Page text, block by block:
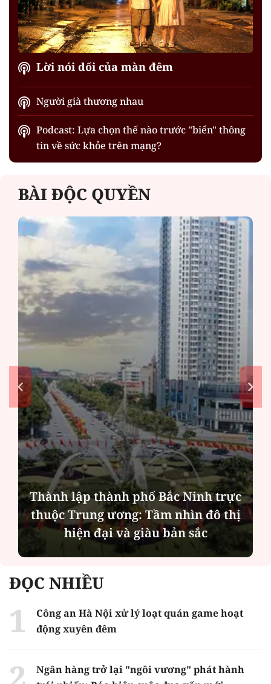
Lời nói dối của màn đêm
Người già thương nhau
Podcast: Lựa chọn thế nào trước "biển" thông
tin về sức khỏe trên mạng?
BÀI ĐỘC QUYỀN
Thành lập thành phố Bắc Ninh trực
thuộc Trung ương: Tầm nhìn đô thị
hiện đại và giàu bản sắc
ĐỌC NHIỀU
Công an Hà Nội xử lý loạt quán game hoạt
động xuyên đêm
Ngân hàng trở lại "ngôi vương" phát hành